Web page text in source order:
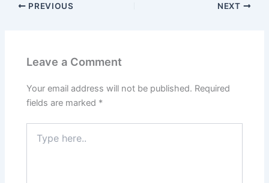
PREVIOUS NEXT
Leave a Comment
Your email address will not be published. Required
fields are marked *
here..